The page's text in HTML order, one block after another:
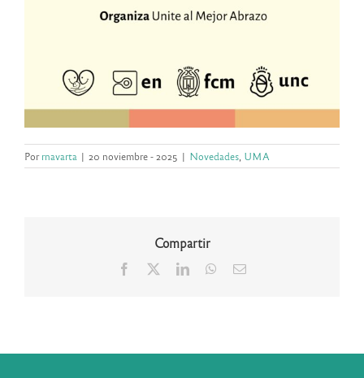
Porrnavarta | 20 noviembre - 2025 | Novedades UMA
Compartir
Facebook LinkedInWhatsApp
Correo